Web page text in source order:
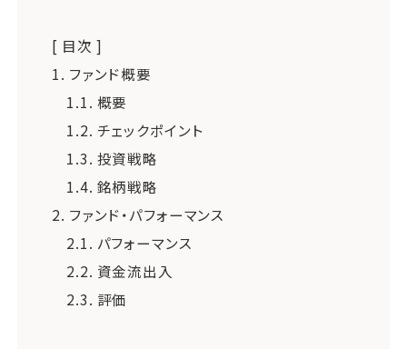
[ 目次 ]
1. ファンド概要
1.1. 概要
1.2. チェックポイント
1.3. 投資戦略
1.4. 銘柄戦略
2. ファンド・パフォーマンス
2.1. パフォーマンス
2.2. 資金流出入
2.3. 評価